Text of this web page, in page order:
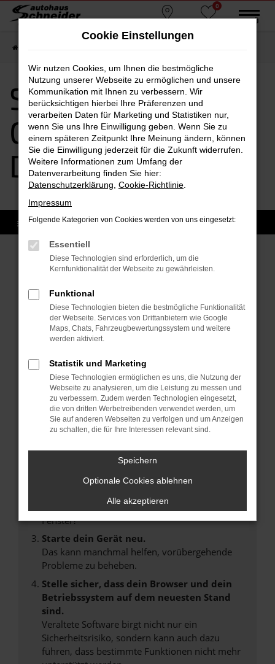
Zum
0
MENÜ
Seat
Gebrauchtwagen
Dorfen
Sofort verfügbare Modelle
Fehler: Network Error
Beim Laden ist ein Fehler aufgetreten.
Hier sind ein paar Tipps, die dir helfen können:
Überprüfe deine Firewall und deine
Internetverbindung.
Laden andere Webseiten, zum Beispiel deine
Suchmaschine?
Prüfe deine Browsererweiterungen.
Manche Erweiterungen, wie Werbeblocker,
können das Laden bestimmter Seiten
anderen Browser oder in einem privaten
Fenster?
Starte dein Gerät neu.
Das kann manchmal helfen, vorübergehende
Probleme zu beheben.
Stelle sicher, dass dein Browser und dein
Betriebssystem auf dem neuesten Stand
sind.
Veraltete Software birgt nicht nur ein
Sicherheitsrisiko, sondern kann auch dazu
führen, dass bestimmte Funktionen nicht mehr
Cookie Einstellungen
Wir nutzen Cookies, um Ihnen die bestmögliche
Nutzung unserer Webseite zu ermöglichen und unsere
Kommunikation mit Ihnen zu verbessern. Wir
berücksichtigen hierbei Ihre Präferenzen und
verarbeiten Daten für Marketing und Statistiken nur,
wenn Sie uns Ihre Einwilligung geben. Wenn Sie zu
einem späteren Zeitpunkt Ihre Meinung ändern, können
Sie die Einwilligung jederzeit für die Zukunft widerrufen.
Weitere Informationen zum Umfang der
Datenverarbeitung finden Sie hier:
Datenschutzerklärung Cookie-Richtlinie
Impressum
Folgende Kategorien von Cookies werden von uns eingesetzt:
Essentiell
Diese Technologien sind erforderlich, um die
Kernfunktionalität der Webseite zu gewährleisten.
Funktional
Diese Technologien bieten die bestmögliche Funktionalität
der Webseite. Services von Drittanbietern wie Google
Maps, Chats, Fahrzeugbewertungssystem und weitere
werden aktiviert.
Statistik und Marketing
Diese Technologien ermöglichen es uns, die Nutzung der
Webseite zu analysieren, um die Leistung zu messen und
zu verbessern. Zudem werden Technologien eingesetzt,
die von dritten Werbetreibenden verwendet werden, um
Sie auf anderen Webseiten zu verfolgen und um Anzeigen
zu schalten, die für Ihre Interessen relevant sind.
Speichern
Optionale Cookies ablehnen
Alle akzeptieren